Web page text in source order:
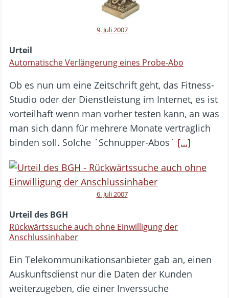
9. Juli 2007
Urteil
Automatische Verlängerung eines Probe-Abo
Ob es nun um eine Zeitschrift geht, das Fitness-
Studio oder der Dienstleistung im Internet, es ist
vorteilhaft wenn man vorher testen kann, an was
man sich dann für mehrere Monate vertraglich
binden soll. Solche `Schnupper-Abos´ […]
6. Juli 2007
Urteil des BGH
Rückwärtssuche auch ohne Einwilligung der
Anschlussinhaber
Ein Telekommunikationsanbieter gab an, einen
Auskunftsdienst nur die Daten der Kunden
weiterzugeben, die einer Inverssuche